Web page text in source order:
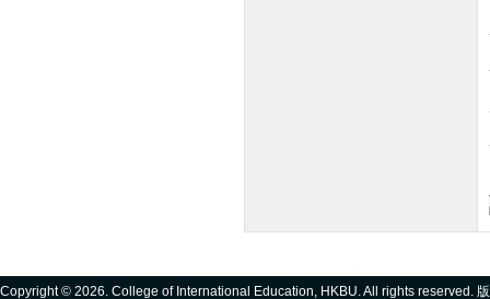
Copyright © 2026. College of International Education, HKBU. All rights reserved.